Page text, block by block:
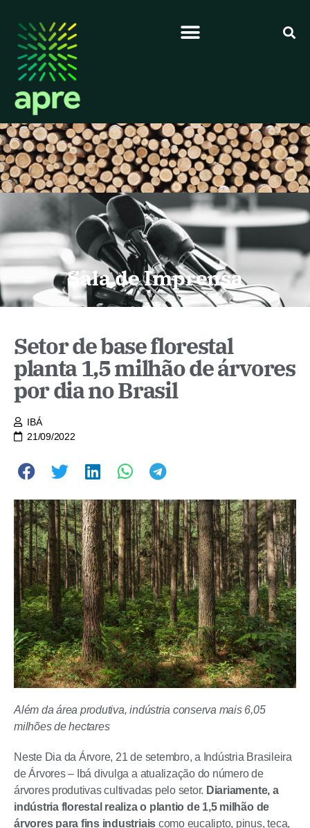
Sala de Imprensa
Setor de base florestal
planta 1,5 milhão de árvores
por dia no Brasil
IBÁ
21/09/2022
Além da área produtiva, indústria conserva mais 6,05
milhões de hectares
Neste Dia da Árvore, 21 de setembro, a Indústria Brasileira
de Árvores – Ibá divulga a atualização do número de
árvores produtivas cultivadas pelo setor. Diariamente, a
indústria florestal realiza o plantio de 1,5 milhão de
árvores para fins industriais como eucalipto, pinus, teca,